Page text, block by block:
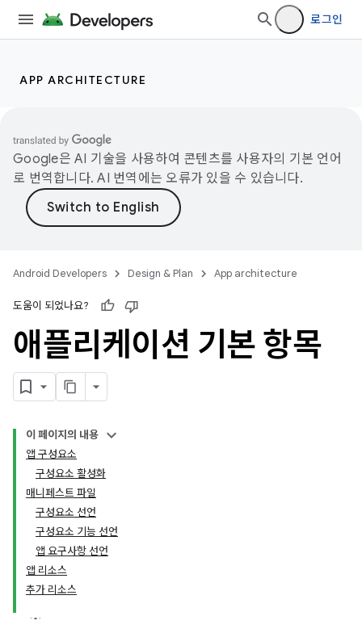
로그인
APP ARCHITECTURE
Google은 AI 기술을 사용하여 콘텐츠를 사용자의 기본 언어
로 번역합니다. AI 번역에는 오류가 있을 수 있습니다.
Android Developers Design & Plan App architecture
도움이 되었나요?
애플리케이션 기본 항목
이 페이지의 내용
앱 구성요소
구성요소 활성화
매니페스트 파일
구성요소 선언
구성요소 기능 선언
앱 요구사항 선언
앱 리소스
추가 리소스